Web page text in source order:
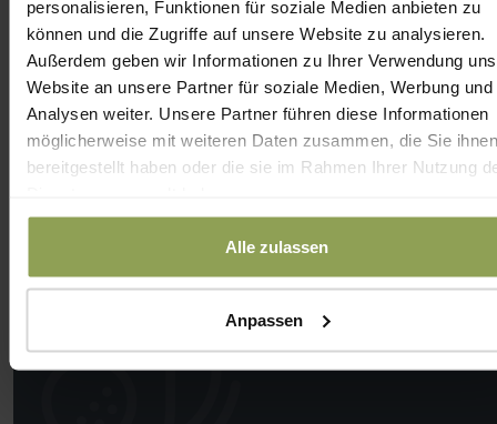
personalisieren, Funktionen für soziale Medien anbieten zu
können und die Zugriffe auf unsere Website zu analysieren.
Außerdem geben wir Informationen zu Ihrer Verwendung
Website an unsere Partner für soziale Medien, Werbung und
Analysen weiter. Unsere Partner führen diese Informationen
möglicherweise mit weiteren Daten zusammen, die Sie ihnen
bereitgestellt haben oder die sie im Rahmen Ihrer Nutzung
Alle zulassen
Anpassen
DETAILS